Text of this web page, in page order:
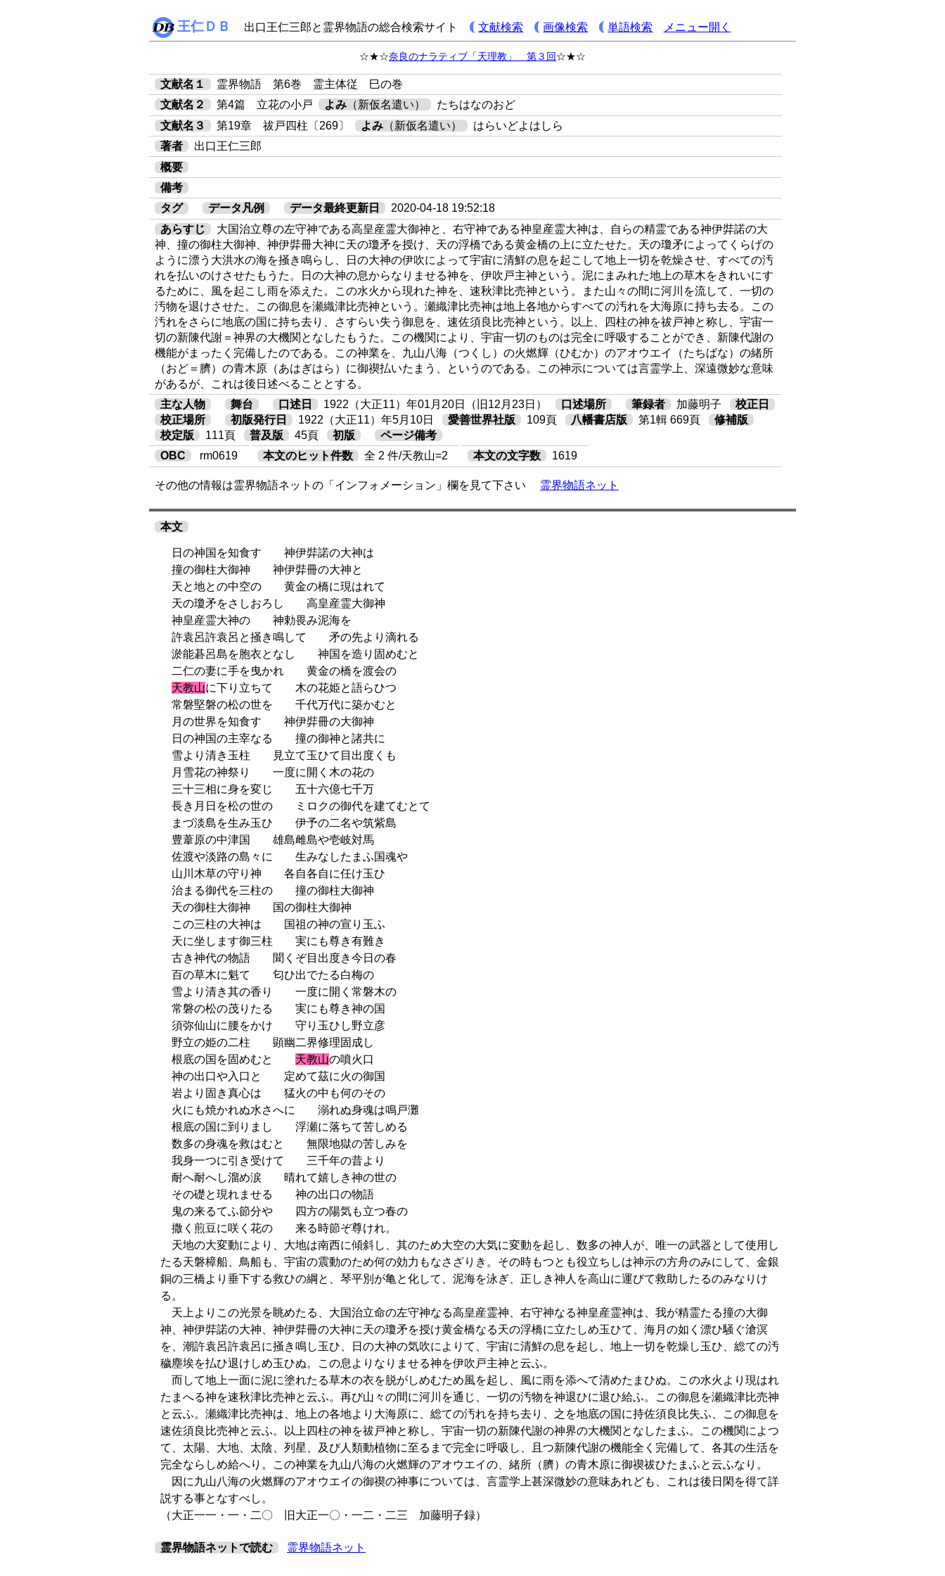
王仁ＤＢ 出口王仁三郎と霊界物語の総合検索サイト 文献検索 画像検索 単語検索 メニュー開く
☆★☆奈良のナラティブ「天理教」 第３回☆★☆
文献名１
霊界物語 第6巻 霊主体従 巳の巻
文献名２
第4篇 立花の小戸 よみ （新仮名遣い）
たちはなのおど
文献名３
第19章 祓戸四柱〔269〕 よみ （新仮名遣い）
はらいどよはしら
著者
出口王仁三郎
概要
備考
タグ
データ凡例 データ最終更新日
2020-04-18 19:52:18
あらすじ
大国治立尊の左守神である高皇産霊大御神と、右守神である神皇産霊大神は、自らの精霊である神伊弉諾の大
神、撞の御柱大御神、神伊弉冊大神に天の瓊矛を授け、天の浮橋である黄金橋の上に立たせた。天の瓊矛によってくらげの
ように漂う大洪水の海を掻き鳴らし、日の大神の伊吹によって宇宙に清鮮の息を起こして地上一切を乾燥させ、すべての汚
れを払いのけさせたもうた。日の大神の息からなりませる神を、伊吹戸主神という。泥にまみれた地上の草木をきれいにす
るために、風を起こし雨を添えた。この水火から現れた神を、速秋津比売神という。また山々の間に河川を流して、一切の
汚物を退けさせた。この御息を瀬織津比売神という。瀬織津比売神は地上各地からすべての汚れを大海原に持ち去る。この
汚れをさらに地底の国に持ち去り、さすらい失う御息を、速佐須良比売神という。以上、四柱の神を祓戸神と称し、宇宙一
切の新陳代謝＝神界の大機関となしたもうた。この機関により、宇宙一切のものは完全に呼吸することができ、新陳代謝の
機能がまったく完備したのである。この神業を、九山八海（つくし）の火燃輝（ひむか）のアオウエイ（たちばな）の緒所
（おど＝臍）の青木原（あはぎはら）に御禊払いたまう、というのである。この神示については言霊学上、深遠微妙な意味
があるが、これは後日述べることとする。
主な人物
舞台 口述日 1922（大正11）年01月20日（旧12月23日） 口述場所 筆録者 加藤明子
校正日
校正場所
初版発行日 1922（大正11）年5月10日 愛善世界社版 109頁 八幡書店版 第1輯 669頁
修補版
校定版
111頁 普及版 45頁 初版
ページ備考
OBC
rm0619 本文のヒット件数 全 2 件/天教山=2 本文の文字数 1619
その他の情報は霊界物語ネットの「インフォメーション」欄を見て下さい 霊界物語ネット
本文
日の神国を知食す 神伊弉諾の大神は
撞の御柱大御神 神伊弉冊の大神と
天と地との中空の 黄金の橋に現はれて
天の瓊矛をさしおろし 高皇産霊大御神
神皇産霊大神の 神勅畏み泥海を
許袁呂許袁呂と掻き鳴して 矛の先より滴れる
淤能碁呂島を胞衣となし 神国を造り固めむと
二仁の妻に手を曳かれ 黄金の橋を渡会の
天教山に下り立ちて 木の花姫と語らひつ
常磐堅磐の松の世を 千代万代に築かむと
月の世界を知食す 神伊弉冊の大御神
日の神国の主宰なる 撞の御神と諸共に
雪より清き玉柱 見立て玉ひて目出度くも
月雪花の神祭り 一度に開く木の花の
三十三相に身を変じ 五十六億七千万
長き月日を松の世の ミロクの御代を建てむとて
まづ淡島を生み玉ひ 伊予の二名や筑紫島
豊葦原の中津国 雄島雌島や壱岐対馬
佐渡や淡路の島々に 生みなしたまふ国魂や
山川木草の守り神 各自各自に任け玉ひ
治まる御代を三柱の 撞の御柱大御神
天の御柱大御神 国の御柱大御神
この三柱の大神は 国祖の神の宣り玉ふ
天に坐します御三柱 実にも尊き有難き
古き神代の物語 聞くぞ目出度き今日の春
百の草木に魁て 匂ひ出でたる白梅の
雪より清き其の香り 一度に開く常磐木の
常磐の松の茂りたる 実にも尊き神の国
須弥仙山に腰をかけ 守り玉ひし野立彦
野立の姫の二柱 顕幽二界修理固成し
根底の国を固めむと 天教山の噴火口
神の出口や入口と 定めて茲に火の御国
岩より固き真心は 猛火の中も何のその
火にも焼かれぬ水さへに 溺れぬ身魂は鳴戸灘
根底の国に到りまし 浮瀬に落ちて苦しめる
数多の身魂を救はむと 無限地獄の苦しみを
我身一つに引き受けて 三千年の昔より
耐へ耐へし溜め涙 晴れて嬉しき神の世の
その礎と現れませる 神の出口の物語
鬼の来るてふ節分や 四方の陽気も立つ春の
撒く煎豆に咲く花の 来る時節ぞ尊けれ。
天地の大変動により、大地は南西に傾斜し、其のため大空の大気に変動を起し、数多の神人が、唯一の武器として使用し
たる天磐樟船、鳥船も、宇宙の震動のため何の効力もなさざりき。その時もつとも役立ちしは神示の方舟のみにして、金銀
銅の三橋より垂下する救ひの綱と、琴平別が亀と化して、泥海を泳ぎ、正しき神人を高山に運びて救助したるのみなりけ
る。
天上よりこの光景を眺めたる、大国治立命の左守神なる高皇産霊神、右守神なる神皇産霊神は、我が精霊たる撞の大御
神、神伊弉諾の大神、神伊弉冊の大神に天の瓊矛を授け黄金橋なる天の浮橋に立たしめ玉ひて、海月の如く漂ひ騒ぐ滄溟
を、潮許袁呂許袁呂に掻き鳴し玉ひ、日の大神の気吹によりて、宇宙に清鮮の息を起し、地上一切を乾燥し玉ひ、総ての汚
穢塵埃を払ひ退けしめ玉ひぬ。この息よりなりませる神を伊吹戸主神と云ふ。
而して地上一面に泥に塗れたる草木の衣を脱がしめむため風を起し、風に雨を添へて清めたまひぬ。この水火より現はれ
たまへる神を速秋津比売神と云ふ。再び山々の間に河川を通じ、一切の汚物を神退ひに退ひ給ふ。この御息を瀬織津比売神
と云ふ。瀬織津比売神は、地上の各地より大海原に、総ての汚れを持ち去り、之を地底の国に持佐須良比失ふ、この御息を
速佐須良比売神と云ふ。以上四柱の神を祓戸神と称し、宇宙一切の新陳代謝の神界の大機関となしたまふ。この機関によつ
て、太陽、大地、太陰、列星、及び人類動植物に至るまで完全に呼吸し、且つ新陳代謝の機能全く完備して、各其の生活を
完全ならしめ給へり。この神業を九山八海の火燃輝のアオウエイの、緒所（臍）の青木原に御禊祓ひたまふと云ふなり。
因に九山八海の火燃輝のアオウエイの御禊の神事については、言霊学上甚深微妙の意味あれども、これは後日閑を得て詳
説する事となすべし。
（大正一一・一・二〇 旧大正一〇・一二・二三 加藤明子録）
霊界物語ネットで読む 霊界物語ネット